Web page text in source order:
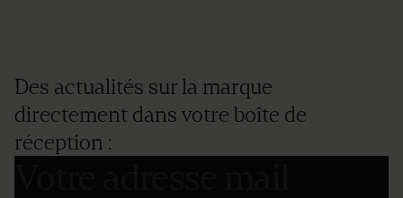
Des actualités sur la marque
directement dans votre boîte de
réception :